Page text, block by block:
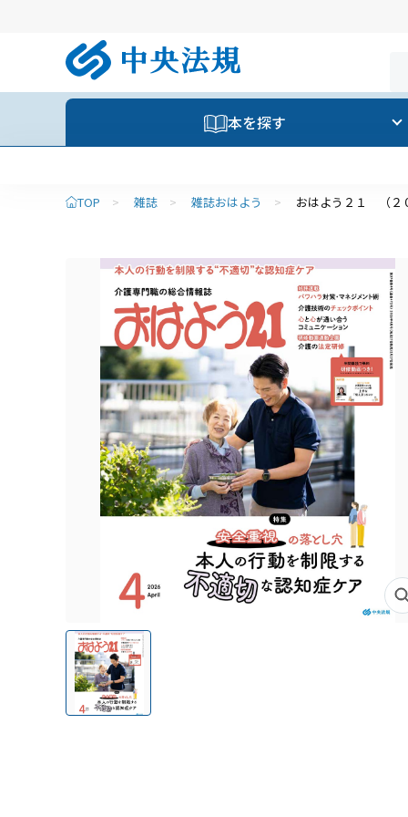
本を探す
TOP > 雑誌 > 雑誌おはよう > おはよう２１ （２